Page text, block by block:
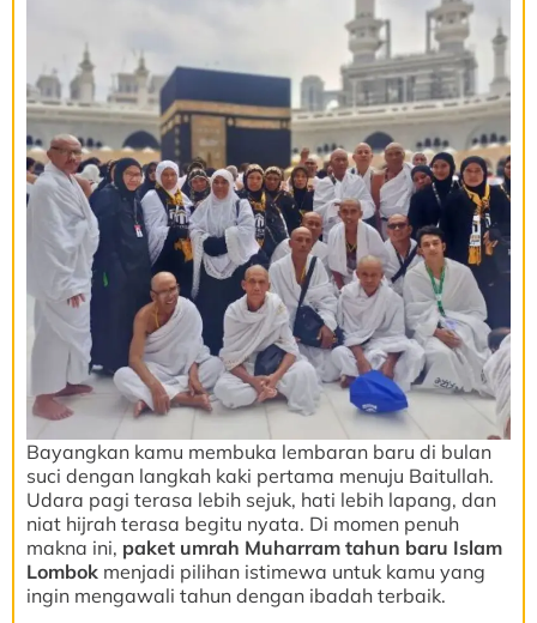
Bayangkan kamu membuka lembaran baru di bulan
suci dengan langkah kaki pertama menuju Baitullah.
Udara pagi terasa lebih sejuk, hati lebih lapang, dan
niat hijrah terasa begitu nyata. Di momen penuh
makna ini, paket umrah Muharram tahun baru Islam
Lombok menjadi pilihan istimewa untuk kamu yang
ingin mengawali tahun dengan ibadah terbaik.